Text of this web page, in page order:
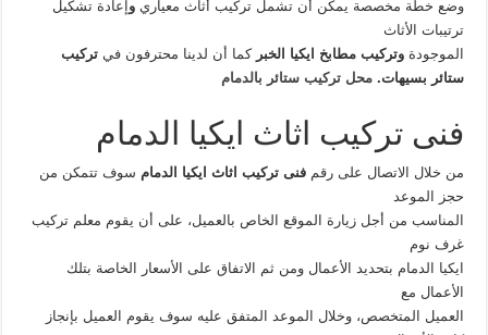
وضع خطة مخصصة يمكن أن تشمل تركيب أثاث معياري و إعادة تشكيل
ترتيبات الأثاث
الموجودة وتركيب مطابخ ايكيا الخبركما أن لدينا محترفون في تركيب
ستائر بسيهات. محل تركيب ستائر بالدمام
فنى تركيب اثاث ايكيا الدمام
من خلال الاتصال على رقمفنى تركيب اثاث ايكيا الدمام سوف تتمكن من
حجز الموعد
المناسب من أجل زيارة الموقع الخاص بالعميل، على أن يقوم معلم تركيب
غرف نوم
ايكيا الدمام بتحديد الأعمال ومن ثم الاتفاق على الأسعار الخاصة بتلك
الأعمال مع
العميل المتخصص، وخلال الموعد المتفق عليه سوف يقوم العميل بإنجاز